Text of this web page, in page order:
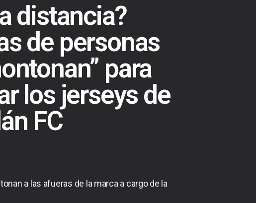
distancia?
de personas
para
los jerseys de
FC
a las afueras de la marca a cargo de la